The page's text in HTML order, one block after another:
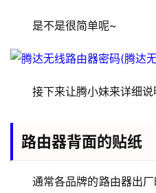
是不是很简单呢~
接下来让腾小妹来详细
路由器背面的贴纸
通常各品牌的路由器出